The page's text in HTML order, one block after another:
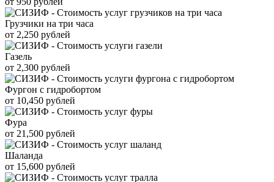
Грузчики на три часа
от 2,250 рублей
Газель
от 2,300 рублей
Фургон с гидробортом
от 10,450 рублей
Фура
от 21,500 рублей
Шаланда
от 15,600 рублей